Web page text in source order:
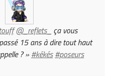
@_reflets_ ça vous
15 ans à dire tout haut
? » #kékés #poseurs